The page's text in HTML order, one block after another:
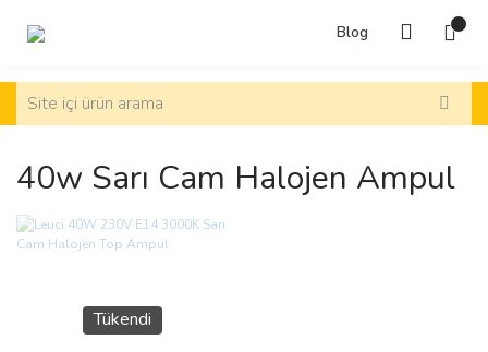
Blog
40w Sarı Cam Halojen Ampul
Tükendi